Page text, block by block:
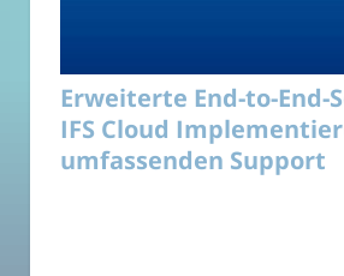
Erweiterte End-to-End-
IFS Cloud
umfassenden Support